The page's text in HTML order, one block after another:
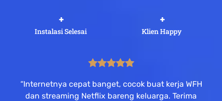
Instalasi Selesai
+
Klien Happy
+
“Internetnya cepat banget, cocok buat kerja WFH
dan streaming Netflix bareng keluarga. Terima